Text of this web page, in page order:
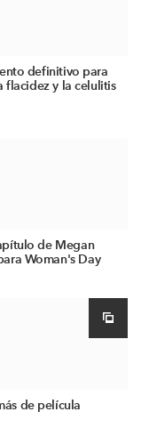
definitivo para
flacidez y la celulitis
de Megan
Woman's Day
de película